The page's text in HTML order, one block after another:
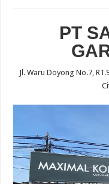
PT
Jl. Waru Doyong No.7,